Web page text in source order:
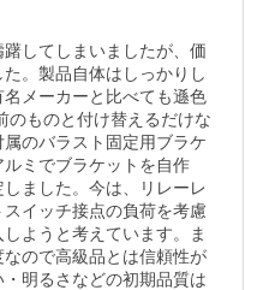
してしまいましたが、価
。製品自体はしっかりし
メーカーと比べても遜色
のものと付け替えるだけな
のバラスト固定用ブラケ
ミでブラケットを自作
ました。今は、リレーレ
イッチ接点の負荷を考慮
ようと考えています。ま
ので高級品とは信頼性が
明るさなどの初期品質は